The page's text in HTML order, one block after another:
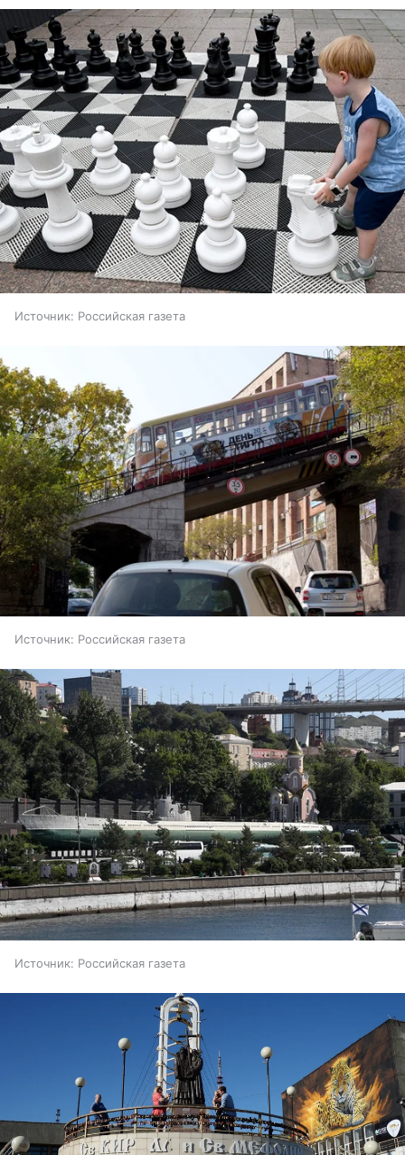
Источник: Российская газета
Источник: Российская газета
Источник: Российская газета